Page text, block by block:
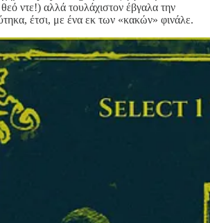
ντε!) αλλά τουλάχιστον έβγαλα την
έτσι, με ένα εκ των «κακών» φινάλε.